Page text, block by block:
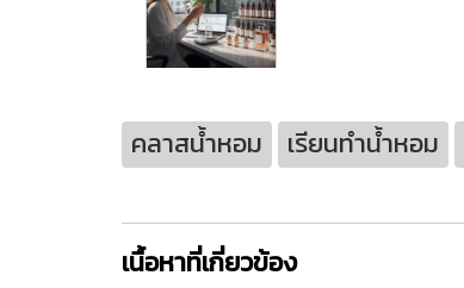
คลาสน้ำหอม เรียนทำน้ำหอม
เนื้อหาที่เกี่ยวข้อง